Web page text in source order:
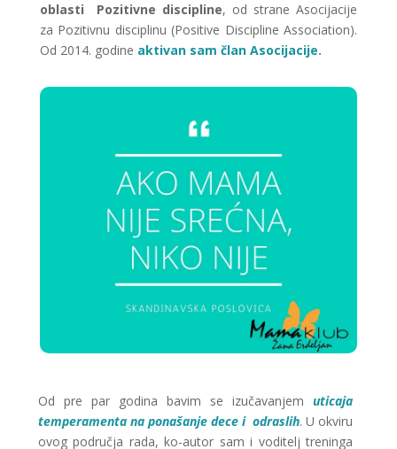
oblasti Pozitivne discipline, od strane Asocijacije
za Pozitivnu disciplinu (Positive Discipline Association).
Od 2014. godine aktivan sam član Asocijacije.
Od pre par godina bavim se izučavanjemuticaja
temperamenta na ponašanje dece i odraslih. U okviru
ovog područja rada, ko-autor sam i voditelj treninga